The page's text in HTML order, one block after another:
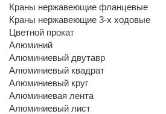
Краны нержавеющие фланцевые
Краны нержавеющие 3-х ходовые
Цветной прокат
Алюминий
Алюминиевый двутавр
Алюминиевый квадрат
Алюминиевый круг
Алюминиевая лента
Алюминиевый лист